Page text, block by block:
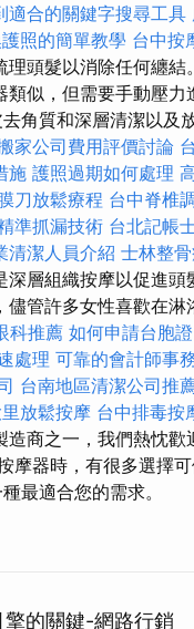
適合的關鍵字搜尋工具
照的簡單教學 台中按
頭髮以消除任何纏
似，但需要手動壓
角質和深層清潔以
家公司費用評價討論
施 護照過期如何處理
刀放鬆療程 台中脊椎
準抓漏技術 台北記帳
清潔人員介紹 士林整
層組織按摩以促進
管許多女性喜歡在
科推薦 如何申請台胞證
處理 可靠的會計師事
台南地區清潔公司推
放鬆按摩 台中排毒按
商之一，我們熱忱
摩器時，有很多選擇可
最適合您的需求。
的關鍵-網路行銷